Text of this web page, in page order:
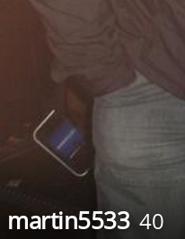
martin5533 40